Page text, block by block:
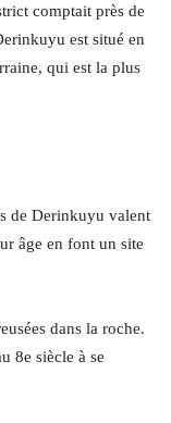
comptait près de
est situé en
qui est la plus
de Derinkuyu valent
âge en font un site
dans la roche.
8e siècle à se